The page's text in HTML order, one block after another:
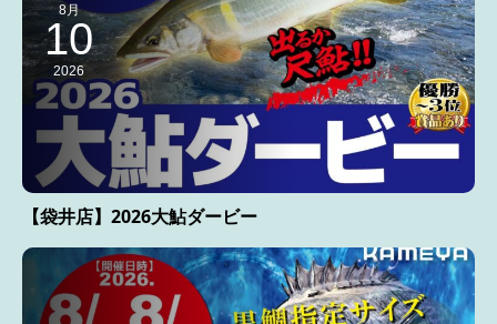
8月
10
2026
【袋井店】2026大鮎ダービー